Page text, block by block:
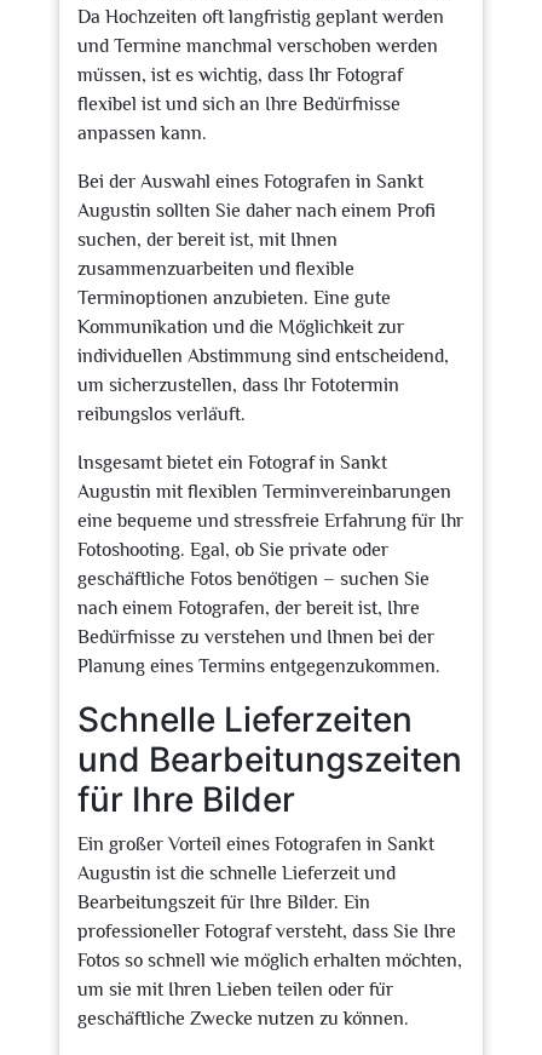
Da Hochzeiten oft langfristig geplant werden
und Termine manchmal verschoben werden
müssen, ist es wichtig, dass Ihr Fotograf
flexibel ist und sich an Ihre Bedürfnisse
anpassen kann.
Bei der Auswahl eines Fotografen in Sankt
Augustin sollten Sie daher nach einem Profi
suchen, der bereit ist, mit Ihnen
zusammenzuarbeiten und flexible
Terminoptionen anzubieten. Eine gute
Kommunikation und die Möglichkeit zur
individuellen Abstimmung sind entscheidend,
um sicherzustellen, dass Ihr Fototermin
reibungslos verläuft.
Insgesamt bietet ein Fotograf in Sankt
Augustin mit flexiblen Terminvereinbarungen
eine bequeme und stressfreie Erfahrung für Ihr
Fotoshooting. Egal, ob Sie private oder
geschäftliche Fotos benötigen – suchen Sie
nach einem Fotografen, der bereit ist, Ihre
Bedürfnisse zu verstehen und Ihnen bei der
Planung eines Termins entgegenzukommen.
Schnelle Lieferzeiten
und Bearbeitungszeiten
für Ihre Bilder
Ein großer Vorteil eines Fotografen in Sankt
Augustin ist die schnelle Lieferzeit und
Bearbeitungszeit für Ihre Bilder. Ein
professioneller Fotograf versteht, dass Sie Ihre
Fotos so schnell wie möglich erhalten möchten,
um sie mit Ihren Lieben teilen oder für
geschäftliche Zwecke nutzen zu können.